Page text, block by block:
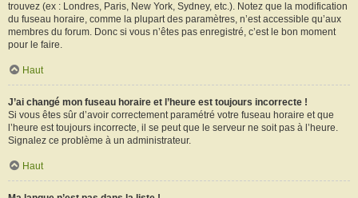
trouvez (ex : Londres, Paris, New York, Sydney, etc.). Notez que la modification
du fuseau horaire, comme la plupart des paramètres, n’est accessible qu’aux
membres du forum. Donc si vous n’êtes pas enregistré, c’est le bon moment
pour le faire.
Haut
J’ai changé mon fuseau horaire et l’heure est toujours incorrecte !
Si vous êtes sûr d’avoir correctement paramétré votre fuseau horaire et que
l’heure est toujours incorrecte, il se peut que le serveur ne soit pas à l’heure.
Signalez ce problème à un administrateur.
Haut